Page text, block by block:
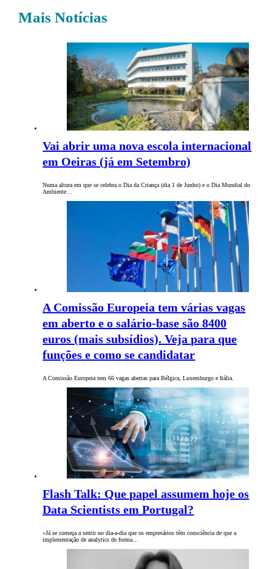
Mais Notícias
Vai abrir uma nova escola internacional
em Oeiras (já em Setembro)
Numa altura em que se celebra o Dia da Criança (dia 1 de Junho) e o Dia Mundial do
Ambiente…
A Comissão Europeia tem várias vagas
em aberto e o salário-base são 8400
euros (mais subsídios). Veja para que
funções e como se candidatar
A Comissão Europeia tem 66 vagas abertas para Bélgica, Luxemburgo e Itália.
Flash Talk: Que papel assumem hoje os
Data Scientists em Portugal?
«Já se começa a sentir no dia-a-dia que os empresários têm consciência de que a
implementação de analytics de forma…